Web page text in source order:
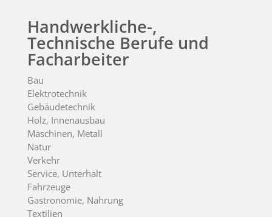
Handwerkliche-,
Technische Berufe und
Facharbeiter
Bau
Elektrotechnik
Gebäudetechnik
Holz, Innenausbau
Maschinen, Metall
Natur
Verkehr
Service, Unterhalt
Fahrzeuge
Gastronomie, Nahrung
Textilien